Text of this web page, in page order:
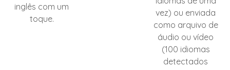
inglês com um
toque.
vez) ou enviada
como arquivo de
áudio ou vídeo
(100 idiomas
detectados